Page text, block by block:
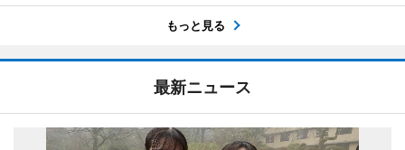
もっと見る
最新ニュース